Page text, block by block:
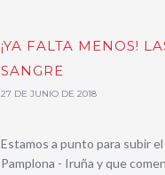
¡YA FALTA MENOS!
SANGRE
27 DE JUNIO DE 2018
Estamos a punto para subir
Pamplona - Iruña y que